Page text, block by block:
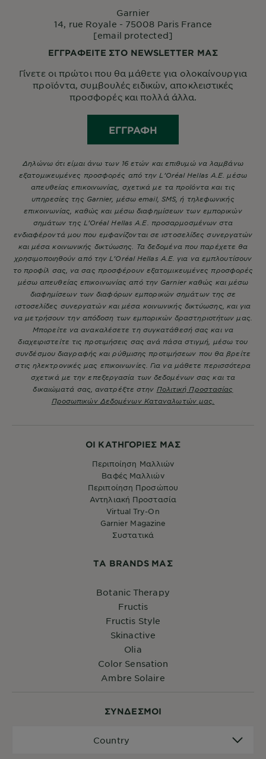
ΣYΝΔΕΣΜΟΙ
Country
ΟΙ ΚΑΤΗΓΟΡΙΕΣ ΜΑΣ
Περιποίηση Μαλλιών
Βαφές Μαλλιών
Περιποίηση Προσώπου
Αντηλιακή Προστασία
Virtual Try-On
Garnier Magazine
Συστατικά
ΤA BRANDS ΜΑΣ
Botanic Therapy
Fructis
Fructis Style
Skinactive
Olia
Color Sensation
Ambre Solaire
Garnier
14, rue Royale - 75008 Paris France
[email protected]
ΕΓΓΡΑΦΕΙΤΕ ΣΤΟ NEWSLETTER ΜΑΣ
Γίνετε οι πρώτοι που θα μάθετε για ολοκαίνουργια
προϊόντα, συμβουλές ειδικών, αποκλειστικές
προσφορές και πολλά άλλα.
ΕΓΓΡΑΦΉ
Δηλώνω ότι είμαι άνω των 16 ετών και επιθυμώ να λαμβάνω
εξατομικευμένες προσφορές από την L’Oréal Hellas A.E. μέσω
απευθείας επικοινωνίας, σχετικά με τα προϊόντα και τις
υπηρεσίες της Garnier, μέσω email, SMS, ή τηλεφωνικής
επικοινωνίας, καθώς και μέσω διαφημίσεων των εμπορικών
σημάτων της L’Oréal Hellas A.E. προσαρμοσμένων στα
ενδιαφέροντά μου που εμφανίζονται σε ιστοσελίδες συνεργατών
και μέσα κοινωνικής δικτύωσης. Τα δεδομένα που παρέχετε θα
χρησιμοποιηθούν από την L’Oréal Hellas A.E. για να εμπλουτίσουν
το προφίλ σας, να σας προσφέρουν εξατομικευμένες προσφορές
μέσω απευθείας επικοινωνίας από την Garnier καθώς και μέσω
διαφημίσεων των διαφόρων εμπορικών σημάτων της σε
ιστοσελίδες συνεργατών και μέσα κοινωνικής δικτύωσης, και για
να μετρήσουν την απόδοση των εμπορικών δραστηριοτήτων μας.
Μπορείτε να ανακαλέσετε τη συγκατάθεσή σας και να
διαχειριστείτε τις προτιμήσεις σας ανά πάσα στιγμή, μέσω του
συνδέσμου διαγραφής και ρύθμισης προτιμήσεων που θα βρείτε
στις ηλεκτρονικές μας επικοινωνίες. Για να μάθετε περισσότερα
σχετικά με την επεξεργασία των δεδομένων σας και τα
δικαιώματά σας, ανατρέξτε στην Πολιτική Προστασίας
Προσωπικών Δεδομένων Καταναλωτών μας.